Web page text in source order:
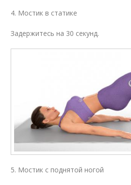
4. Мостик в статике
Задержитесь на 30 секунд.
5. Мостик с поднятой ногой